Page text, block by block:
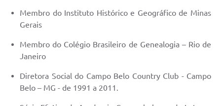
Membro do Instituto Histórico e Geográfico de Minas
Gerais
Membro do Colégio Brasileiro de Genealogia – Rio de
Janeiro
Diretora Social do Campo Belo Country Club - Campo
Belo – MG - de 1991 a 2011.